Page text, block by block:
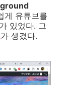
게 유튜브를
있었다. 그
가 생겼다.